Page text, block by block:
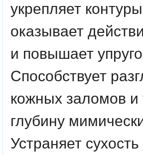
укрепляет
оказывает
и повышает
Способствует
кожных заломов
глубину
Устраняет сухость